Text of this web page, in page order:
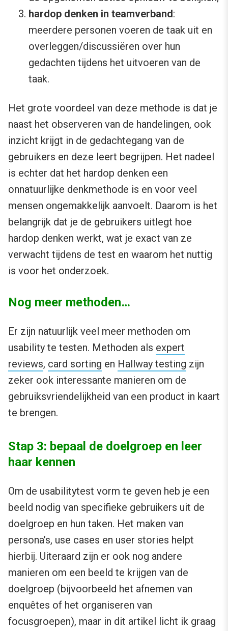
hardop denken in teamverband:
meerdere personen voeren de taak uit en
overleggen/discussiëren over hun
gedachten tijdens het uitvoeren van de
taak.
Het grote voordeel van deze methode is dat je
naast het observeren van de handelingen, ook
inzicht krijgt in de gedachtegang van de
gebruikers en deze leert begrijpen. Het nadeel
is echter dat het hardop denken een
onnatuurlijke denkmethode is en voor veel
mensen ongemakkelijk aanvoelt. Daarom is het
belangrijk dat je de gebruikers uitlegt hoe
hardop denken werkt, wat je exact van ze
verwacht tijdens de test en waarom het nuttig
is voor het onderzoek.
Nog meer methoden…
Er zijn natuurlijk veel meer methoden om
usability te testen. Methoden als expert
reviews, card sorting en Hallway testing zijn
zeker ook interessante manieren om de
gebruiksvriendelijkheid van een product in kaart
te brengen.
Stap 3: bepaal de doelgroep en leer
haar kennen
Om de usabilitytest vorm te geven heb je een
beeld nodig van specifieke gebruikers uit de
doelgroep en hun taken. Het maken van
persona’s, use cases en user stories helpt
hierbij. Uiteraard zijn er ook nog andere
manieren om een beeld te krijgen van de
doelgroep (bijvoorbeeld het afnemen van
enquêtes of het organiseren van
focusgroepen), maar in dit artikel licht ik graag